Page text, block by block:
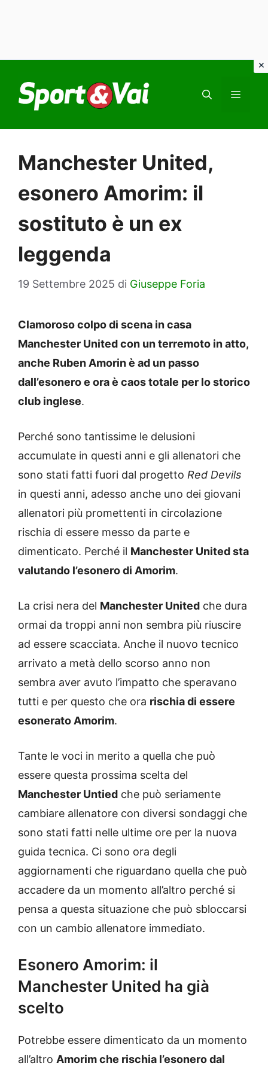
contenuto
Manchester United,
esonero Amorim: il
sostituto è un ex
leggenda
19 Settembre 2025 di Giuseppe Foria
Clamoroso colpo di scena in casa
Manchester United con un terremoto in atto,
anche Ruben Amorin è ad un passo
dall’esonero e ora è caos totale per lo storico
club inglese.
Perché sono tantissime le delusioni
accumulate in questi anni e gli allenatori che
sono stati fatti fuori dal progetto Red Devils
in questi anni, adesso anche uno dei giovani
allenatori più promettenti in circolazione
rischia di essere messo da parte e
dimenticato. Perché il Manchester United sta
valutando l’esonero di Amorim.
La crisi nera del Manchester United che dura
ormai da troppi anni non sembra più riuscire
ad essere scacciata. Anche il nuovo tecnico
arrivato a metà dello scorso anno non
sembra aver avuto l’impatto che speravano
tutti e per questo che ora rischia di essere
esonerato Amorim.
Tante le voci in merito a quella che può
essere questa prossima scelta del
Manchester Untied che può seriamente
cambiare allenatore con diversi sondaggi che
sono stati fatti nelle ultime ore per la nuova
guida tecnica. Ci sono ora degli
aggiornamenti che riguardano quella che può
accadere da un momento all’altro perché si
pensa a questa situazione che può sbloccarsi
con un cambio allenatore immediato.
Esonero Amorim: il
Manchester United ha già
scelto
Potrebbe essere dimenticato da un momento
all’altro Amorim che rischia l’esonero dal